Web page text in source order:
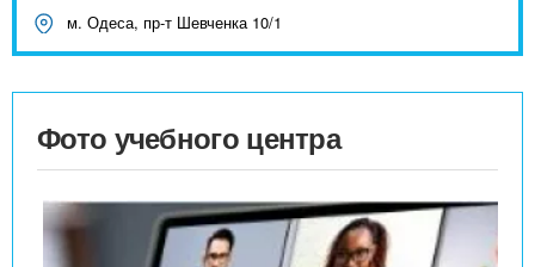
м. Одеса, пр-т Шевченка 10/1
Фото учебного центра